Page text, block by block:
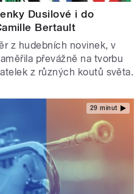
Dusilové i do
Bertault
z hudebních novinek, v
převážně na tvorbu
z různých koutů světa.
29 minut